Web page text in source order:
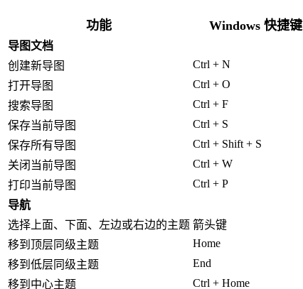
功能 Windows 快捷键
导图文档
创建新导图
Ctrl + N
打开导图
Ctrl + O
搜索导图
Ctrl + F
保存当前导图
Ctrl + S
保存所有导图
Ctrl + Shift + S
关闭当前导图
Ctrl + W
打印当前导图
Ctrl + P
导航
选择上面、下面、左边或右边的主题 箭头键
移到顶层同级主题
Home
移到低层同级主题
End
移到中心主题
Ctrl + Home